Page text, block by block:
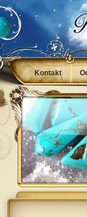
Kontakt
Obchodní